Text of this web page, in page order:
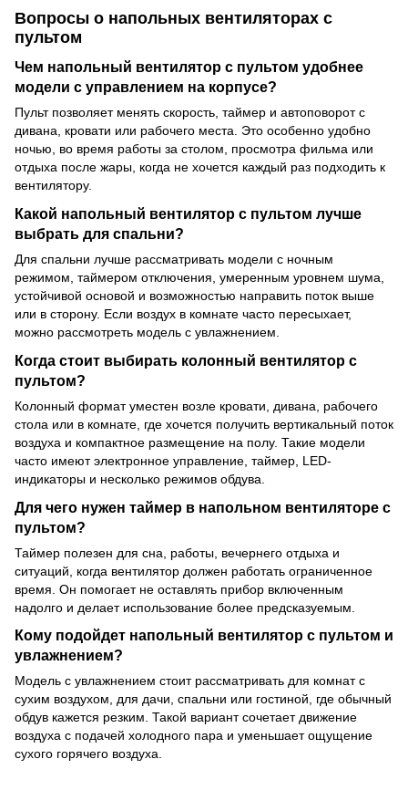
Вопросы о напольных вентиляторах с
пультом
Чем напольный вентилятор с пультом удобнее
модели с управлением на корпусе?
Пульт позволяет менять скорость, таймер и автоповорот с
дивана, кровати или рабочего места. Это особенно удобно
ночью, во время работы за столом, просмотра фильма или
отдыха после жары, когда не хочется каждый раз подходить к
вентилятору.
Какой напольный вентилятор с пультом лучше
выбрать для спальни?
Для спальни лучше рассматривать модели с ночным
режимом, таймером отключения, умеренным уровнем шума,
устойчивой основой и возможностью направить поток выше
или в сторону. Если воздух в комнате часто пересыхает,
можно рассмотреть модель с увлажнением.
Когда стоит выбирать колонный вентилятор с
пультом?
Колонный формат уместен возле кровати, дивана, рабочего
стола или в комнате, где хочется получить вертикальный поток
воздуха и компактное размещение на полу. Такие модели
часто имеют электронное управление, таймер, LED-
индикаторы и несколько режимов обдува.
Для чего нужен таймер в напольном вентиляторе с
пультом?
Таймер полезен для сна, работы, вечернего отдыха и
ситуаций, когда вентилятор должен работать ограниченное
время. Он помогает не оставлять прибор включенным
надолго и делает использование более предсказуемым.
Кому подойдет напольный вентилятор с пультом и
увлажнением?
Модель с увлажнением стоит рассматривать для комнат с
сухим воздухом, для дачи, спальни или гостиной, где обычный
обдув кажется резким. Такой вариант сочетает движение
воздуха с подачей холодного пара и уменьшает ощущение
сухого горячего воздуха.